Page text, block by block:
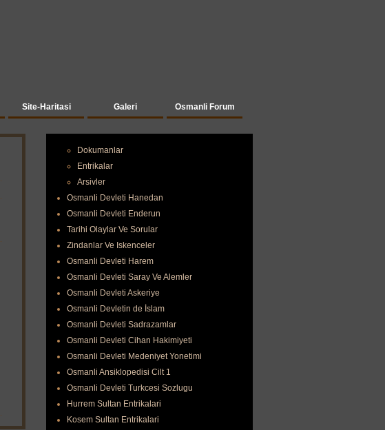
Site-Haritasi Galeri Osmanli Forum
Dokumanlar
Entrikalar
Arsivler
Osmanli Devleti Hanedan
Osmanli Devleti Enderun
Tarihi Olaylar Ve Sorular
Zindanlar Ve Iskenceler
Osmanli Devleti Harem
Osmanli Devleti Saray Ve Alemler
Osmanli Devleti Askeriye
Osmanli Devletin de İslam
Osmanli Devleti Sadrazamlar
Osmanli Devleti Cihan Hakimiyeti
Osmanli Devleti Medeniyet Yonetimi
Osmanli Ansiklopedisi Cilt 1
Osmanli Devleti Turkcesi Sozlugu
Hurrem Sultan Entrikalari
Kosem Sultan Entrikalari